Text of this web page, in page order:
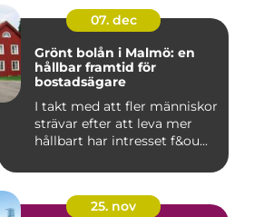
07. dec
Grönt bolån i Malmö: en
hållbar framtid för
bostadsägare
I takt med att fler människor
strävar efter att leva mer
hållbart har intresset f&ou...
25. nov